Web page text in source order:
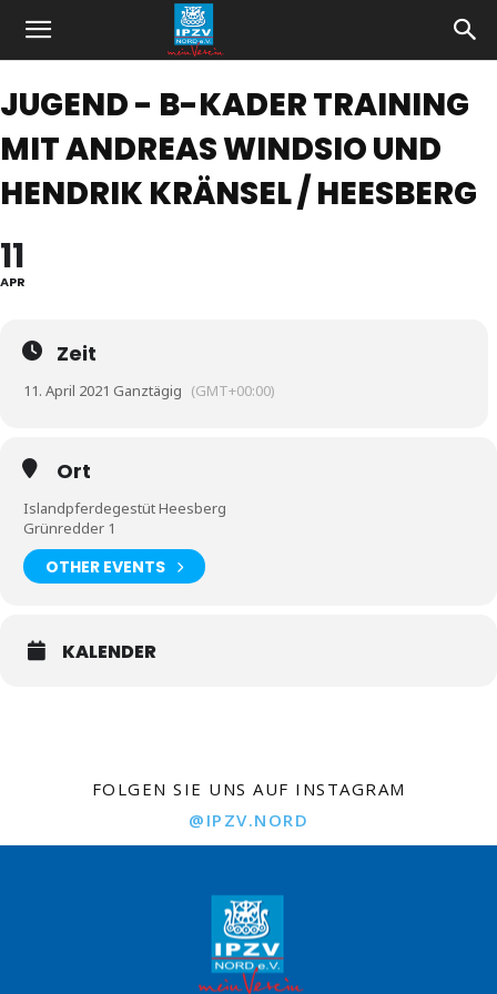
JUGEND - B-KADER TRAINING
MIT ANDREAS WINDSIO UND
HENDRIK KRÄNSEL / HEESBERG
11
APR
Zeit
11. April 2021 Ganztägig (GMT+00:00)
Ort
Islandpferdegestüt Heesberg
Grünredder 1
OTHER EVENTS
KALENDER
FOLGEN SIE UNS AUF INSTAGRAM
@IPZV.NORD